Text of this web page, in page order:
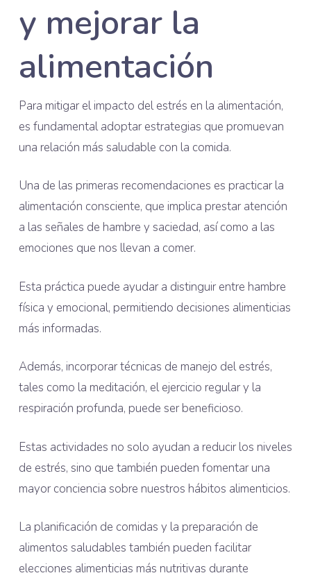
y mejorar la
alimentación
Para mitigar el impacto del estrés en la alimentación,
es fundamental adoptar estrategias que promuevan
una relación más saludable con la comida.
Una de las primeras recomendaciones es practicar la
alimentación consciente, que implica prestar atención
a las señales de hambre y saciedad, así como a las
emociones que nos llevan a comer.
Esta práctica puede ayudar a distinguir entre hambre
física y emocional, permitiendo decisiones alimenticias
más informadas.
Además, incorporar técnicas de manejo del estrés,
tales como la meditación, el ejercicio regular y la
respiración profunda, puede ser beneficioso.
Estas actividades no solo ayudan a reducir los niveles
de estrés, sino que también pueden fomentar una
mayor conciencia sobre nuestros hábitos alimenticios.
La planificación de comidas y la preparación de
alimentos saludables también pueden facilitar
elecciones alimenticias más nutritivas durante